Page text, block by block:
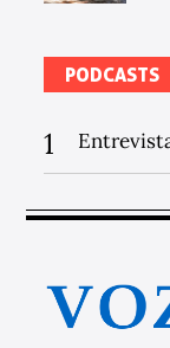
PODCASTS
1